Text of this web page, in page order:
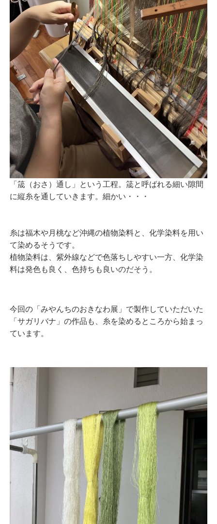
「筬（おさ）通し」という工程。筬と呼ばれる細い隙間
に縦糸を通していきます。細かい・・・
糸は福木や月桃など沖縄の植物染料と、化学染料を用い
て染めるそうです。
植物染料は、紫外線などで色落ちしやすい一方、化学染
料は発色も良く、色持ちも良いのだそう。
今回の「みやんちのおきなわ展」で製作していただいた
「サガリバナ」の作品も、糸を染めるところから始まっ
ています。